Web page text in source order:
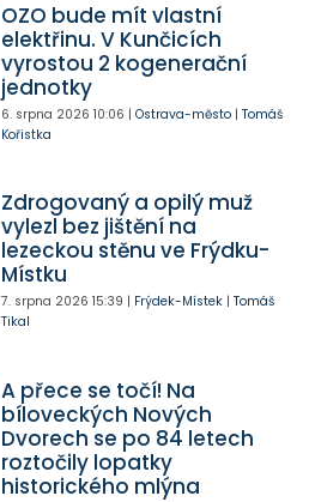
OZO bude mít vlastní
elektřinu. V Kunčicích
vyrostou 2 kogenerační
jednotky
6. srpna 2026 10:06 | Ostrava-město| Tomáš
Kořistka
Zdrogovaný a opilý muž
vylezl bez jištění na
lezeckou stěnu ve Frýdku-
Místku
7. srpna 2026 15:39 | Frýdek-Místek| Tomáš
Tikal
A přece se točí! Na
bíloveckých Nových
Dvorech se po 84 letech
roztočily lopatky
historického mlýna